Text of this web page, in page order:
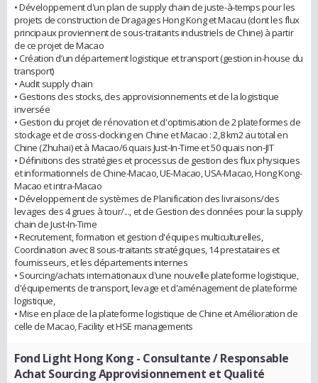
• Développement d'un plan de supply chain de juste-à-temps pour les
projets de construction de Dragages Hong Kong et Macau (dont les flux
principaux proviennent de sous-traitants industriels de Chine) à partir
de ce projet de Macao
• Création d’un département logistique et transport (gestion in-house du
transport)
• Audit supply chain
• Gestions des stocks, des approvisionnements et de la logistique
inversée
• Gestion du projet de rénovation et d'optimisation de 2 plateformes de
stockage et de cross-docking en Chine et Macao : 2,8 km2 au total en
Chine (Zhuhai) et à Macao/6 quais Just-In-Time et 50 quais non-JIT
• Définitions des stratégies et processus de gestion des flux physiques
et informationnels de Chine-Macao, UE-Macao, USA-Macao, Hong Kong-
Macao et intra-Macao
• Développement de systèmes de Planification des livraisons/des
levages des 4 grues à tour/..., et de Gestion des données pour la supply
chain de Just-In-Time
• Recrutement, formation et gestion d'équipes multiculturelles,
Coordination avec 8 sous-traitants stratégiques, 14 prestataires et
fournisseurs, et les départements internes
• Sourcing/achats internationaux d'une nouvelle plateforme logistique,
d'équipements de transport, levage et d'aménagement de plateforme
logistique,
• Mise en place de la plateforme logistique de Chine et Amélioration de
celle de Macao, Facility et HSE managements
Fond Light Hong Kong - Consultante / Responsable
Achat Sourcing Approvisionnement et Qualité